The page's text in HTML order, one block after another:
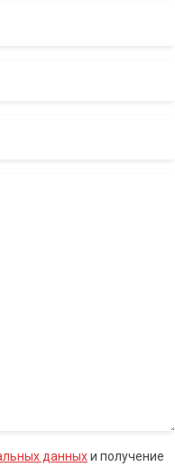
данныхи получение